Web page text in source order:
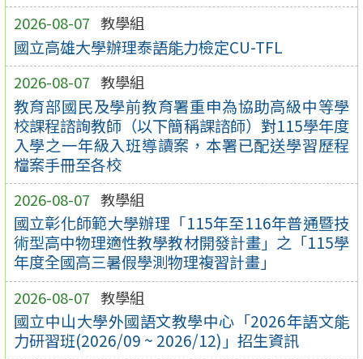
2026-08-07 教學組
國立高雄大學辦理泰語能力檢定CU-TFL
2026-08-07 教學組
教育部國民及學前教育署重申為協助高級中等學
校課程諮詢教師（以下簡稱課諮師）對115學年度
入學之一年級入班導讀案，本署已配送學習歷程
檔案手冊至各校
2026-08-07 教學組
國立彰化師範大學辦理「115年至116年普通暨技
術型高中物理適性教學教材開發計畫」之「115學
年度全國高三暑假學測物理複習計畫」
2026-08-07 教學組
國立中山大學外國語文教學中心「2026年語文能
力研習班(2026/09 ~ 2026/12)」招生資訊